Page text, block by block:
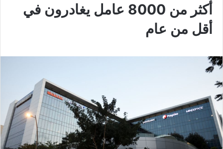
أكثر من 8000 عامل يغادرون في
أقل من عام‎